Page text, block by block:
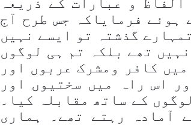
ہوئے فرمایاکہ جس طرح آج
گذشتہ تو ایسے نہیں
تھے بلکہ تم ہی لوگوں
کافر ومشرک عربوں اور
اس راہ میں سختیوں اور
کے ساتھ مقابلہ کیا۔
آمادہ رہتے تھے۔ ہماری